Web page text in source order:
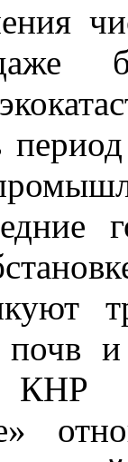
почв